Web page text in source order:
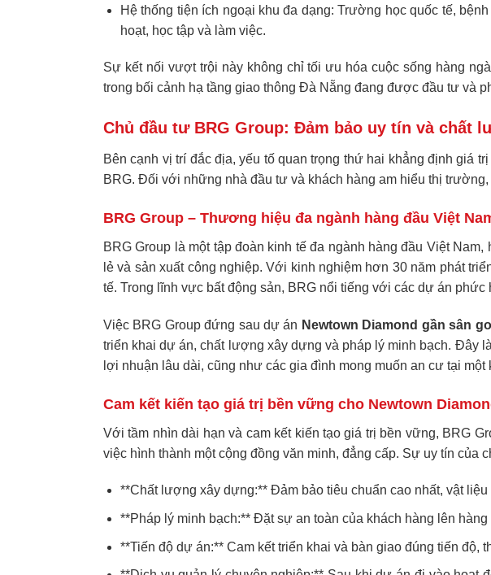
Hệ thống tiện ích ngoại khu đa dạng: Trường học quốc tế,
hoạt, học tập và làm việc.
Sự kết nối vượt trội này không chỉ tối ưu hóa cuộc sống hàng
trong bối cảnh hạ tầng giao thông Đà Nẵng đang được đầu tư và
Chủ đầu tư BRG Group: Đảm bảo uy tín và chất
Bên cạnh vị trí đắc địa, yếu tố quan trọng thứ hai khẳng định giá trị
BRG. Đối với những nhà đầu tư và khách hàng am hiểu thị
BRG Group – Thương hiệu đa ngành hàng đầu Việt
BRG Group là một tập đoàn kinh tế đa ngành hàng đầu Việt
lẻ và sản xuất công nghiệp. Với kinh nghiệm hơn 30 năm phát
tế. Trong lĩnh vực bất động sản, BRG nổi tiếng với các dự án
Việc BRG Group đứng sau dự án Newtown Diamond gần sân
triển khai dự án, chất lượng xây dựng và pháp lý minh bạch. Đây
lợi nhuận lâu dài, cũng như các gia đình mong muốn an cư tại
Cam kết kiến tạo giá trị bền vững cho Newtown
Với tầm nhìn dài hạn và cam kết kiến tạo giá trị bền vững, BRG
việc hình thành một cộng đồng văn minh, đẳng cấp. Sự uy tín của
**Chất lượng xây dựng:** Đảm bảo tiêu chuẩn cao nhất, vật
**Pháp lý minh bạch:** Đặt sự an toàn của khách hàng lên
**Tiến độ dự án:** Cam kết triển khai và bàn giao đúng tiến độ,